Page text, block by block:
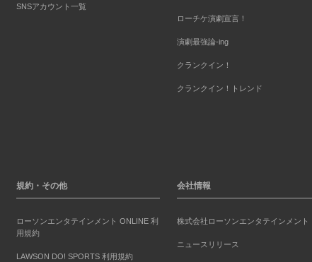
SNSアカウント一覧
ローチケ演劇宣言！
演劇最強論-ing
クランクイン！
クランクイン！トレンド
規約・その他
ローソンエンタテインメント ONLINE 利
用規約
LAWSON DO! SPORTS 利用規約
会社情報
株式会社ローソンエンタテインメント
ニュースリリース